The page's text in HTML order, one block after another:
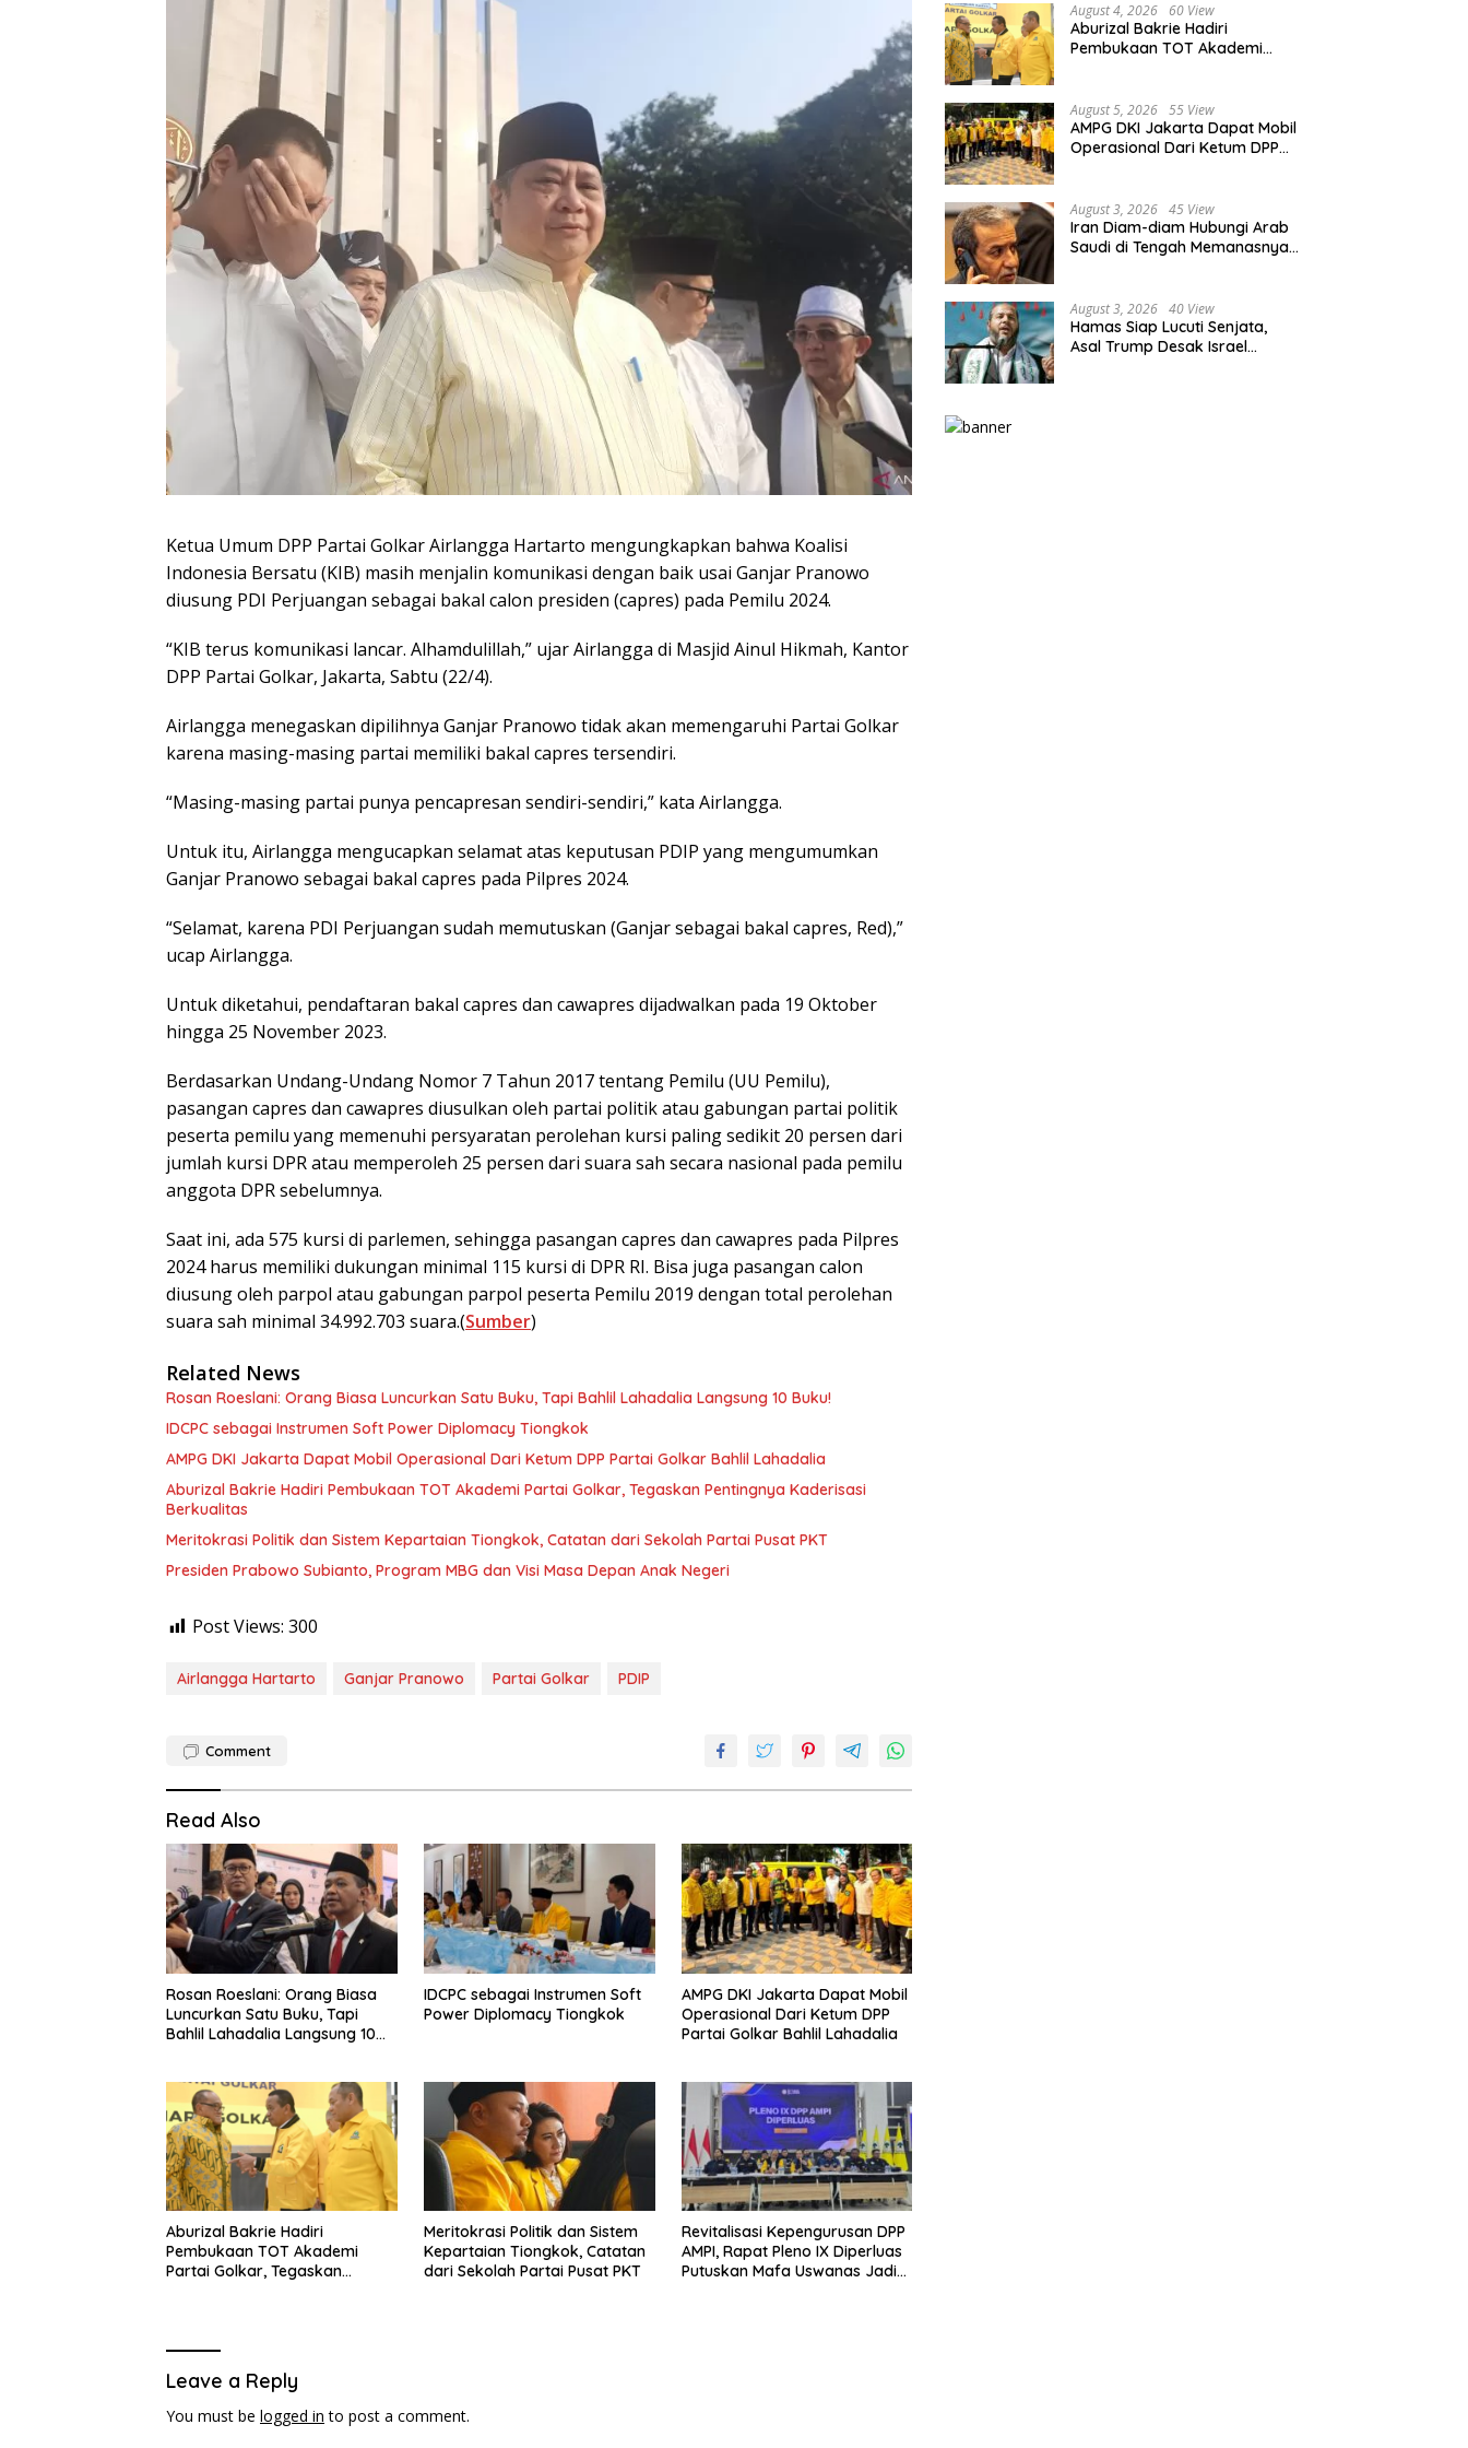
Ketua Umum DPP Partai Golkar Airlangga Hartarto mengungkapkan bahwa Koalisi
Indonesia Bersatu (KIB) masih menjalin komunikasi dengan baik usai Ganjar Pranowo
diusung PDI Perjuangan sebagai bakal calon presiden (capres) pada Pemilu 2024.
“KIB terus komunikasi lancar. Alhamdulillah,” ujar Airlangga di Masjid Ainul Hikmah, Kantor
DPP Partai Golkar, Jakarta, Sabtu (22/4).
Airlangga menegaskan dipilihnya Ganjar Pranowo tidak akan memengaruhi Partai Golkar
karena masing-masing partai memiliki bakal capres tersendiri.
“Masing-masing partai punya pencapresan sendiri-sendiri,” kata Airlangga.
Untuk itu, Airlangga mengucapkan selamat atas keputusan PDIP yang mengumumkan
Ganjar Pranowo sebagai bakal capres pada Pilpres 2024.
“Selamat, karena PDI Perjuangan sudah memutuskan (Ganjar sebagai bakal capres, Red),”
ucap Airlangga.
Untuk diketahui, pendaftaran bakal capres dan cawapres dijadwalkan pada 19 Oktober
hingga 25 November 2023.
Berdasarkan Undang-Undang Nomor 7 Tahun 2017 tentang Pemilu (UU Pemilu),
pasangan capres dan cawapres diusulkan oleh partai politik atau gabungan partai politik
peserta pemilu yang memenuhi persyaratan perolehan kursi paling sedikit 20 persen dari
jumlah kursi DPR atau memperoleh 25 persen dari suara sah secara nasional pada pemilu
anggota DPR sebelumnya.
Saat ini, ada 575 kursi di parlemen, sehingga pasangan capres dan cawapres pada Pilpres
2024 harus memiliki dukungan minimal 115 kursi di DPR RI. Bisa juga pasangan calon
diusung oleh parpol atau gabungan parpol peserta Pemilu 2019 dengan total perolehan
suara sah minimal 34.992.703 suara.(Sumber)
Related News
Rosan Roeslani: Orang Biasa Luncurkan Satu Buku, Tapi Bahlil Lahadalia Langsung 10 Buku!
IDCPC sebagai Instrumen Soft Power Diplomacy Tiongkok
AMPG DKI Jakarta Dapat Mobil Operasional Dari Ketum DPP Partai Golkar Bahlil Lahadalia
Aburizal Bakrie Hadiri Pembukaan TOT Akademi Partai Golkar, Tegaskan Pentingnya Kaderisasi
Berkualitas
Meritokrasi Politik dan Sistem Kepartaian Tiongkok, Catatan dari Sekolah Partai Pusat PKT
Presiden Prabowo Subianto, Program MBG dan Visi Masa Depan Anak Negeri
Post Views: 300
Airlangga Hartarto Ganjar Pranowo Partai Golkar PDIP
Comment
Read Also
Rosan Roeslani: Orang Biasa
Luncurkan Satu Buku, Tapi
Bahlil Lahadalia Langsung 10
IDCPC sebagai Instrumen Soft
Power Diplomacy Tiongkok
AMPG DKI Jakarta Dapat Mobil
Operasional Dari Ketum DPP
Partai Golkar Bahlil Lahadalia
Aburizal Bakrie Hadiri
Pembukaan TOT Akademi
Partai Golkar, Tegaskan
Meritokrasi Politik dan Sistem
Kepartaian Tiongkok, Catatan
dari Sekolah Partai Pusat PKT
Revitalisasi Kepengurusan DPP
AMPI, Rapat Pleno IX Diperluas
Putuskan Mafa Uswanas Jadi
Leave a Reply
You must be logged in to post a comment.
August 4, 2026 60 View
Aburizal Bakrie Hadiri
Pembukaan TOT Akademi
Berkualitas
August 5, 2026 55 View
AMPG DKI Jakarta Dapat Mobil
Operasional Dari Ketum DPP
August 3, 2026 45 View
Iran Diam-diam Hubungi Arab
Saudi di Tengah Memanasnya
August 3, 2026 40 View
Hamas Siap Lucuti Senjata,
Asal Trump Desak Israel